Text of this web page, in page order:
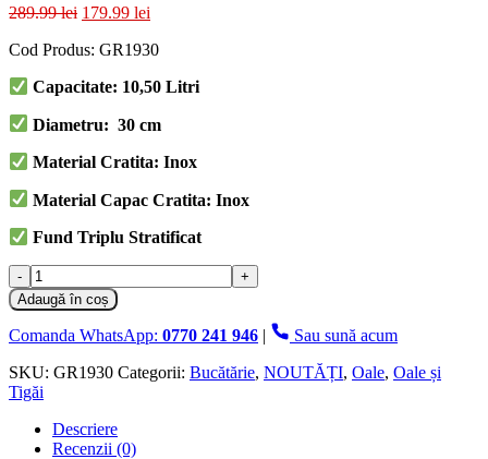
289.99lei Prețul
a
289.99 lei.
179.99 lei
este:
Cod Produs: GR1930
Capacitate: 10,50 Litri
Diametru: 30 cm
Material Cratita: Inox
Material Capac Cratita: Inox
Fund Triplu Stratificat
Cantitate
Cratita
din
Inox
Capac
din
Adaugă în coș
Comanda WhatsApp: 0770 241 946 |
Sau sună acum
SKU: GR1930 Categorii: Bucătărie, NOUTĂȚI, Oale, Oale și
Tigăi
Descriere
Recenzii (0)